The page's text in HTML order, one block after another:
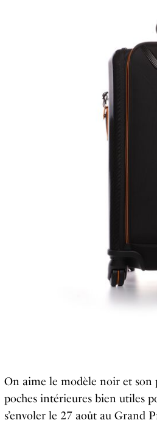
On aime le modèle noir et son
poches intérieures bien utiles
s’envoler le 27 août au Grand